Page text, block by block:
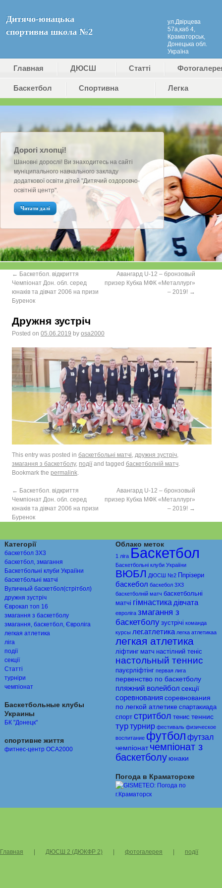
Дитячо-юнацька
спортивна школа №2
ул.Двірцева
57а,каб 4,
Краматорськ,
Донецька обл.
Україна
Главная ДЮСШ
№2
(ДЮКФП
№2)
Статті
Баскетбол Cпортивна
гімнастика
Легка
атлетика
Дорогі хлопці!
Шановні дорослі! Ви знаходитесь на сайті
муніципального навчального закладу
додаткової освіти дітей "Дитячий оздоровчо-
освітній центр".
Читати далі
← Баскетбол. відкриття
Чемпіонат Дон. обл. серед
юнаків та дівчат 2006 на призи
Буренок
Авангард U-12 – бронзовый
призер Кубка МФК «Металлург»
– 2019! →
Дружня зустріч
Posted on 05.06.2019 by osa2000
This entry was posted in баскетбольні матчі дружня зустріч
змагання з баскетболу, подіїand tagged баскетболній матч
Bookmark the permalink
← Баскетбол. відкриття
Чемпіонат Дон. обл. серед
юнаків та дівчат 2006 на призи
Буренок
Авангард U-12 – бронзовый
призер Кубка МФК «Металлург»
– 2019! →
Категорії
баскетбол 3Х3
баскетбол, змагання
Баскетбольні клуби Украіїни
баскетбольні матчі
Вуличный баскетбол(стрітбол)
дружня зустріч
Єврокап топ 16
змагання з баскетболу
змагання, баскетбол, Євроліга
легкая атлетика
ліга
події
секції
Статті
турніри
чемпіонат
Баскетбольные клубы
Украины
БК "Донецк"
спортивне життя
фитнес-центр ОСА2000
Облако меток
1 ліга Баскетбол
Баскетбольні клуби Украіїни
ВЮБЛ ДЮСШ №2 Ппрiзери
баскебол баскебол 3Х3
баскетболній матч баскетбольні
матчі гімнастика дівчата
евролiга змагання з
баскетболу зустрічі команда
курсы лег.атлетика легка атлетикаа
легкая атлетика
ліфтинг матч настiлний тенiс
настольный теннис
пауєрліфтінг первая лига
первенство по баскетболу
пляжний волейбол секції
соревнования соревнования
по легкой атлетике спартакиада
спорт стритбол тенис теннис
туртурнир фестиваль физическое
воспитание футбол футзал
чемпіонат чемпіонат з
баскетболу юнаки
Погода в Краматорске
Главная | ДЮСШ 2 (ДЮКФР 2) | фотогалерея | події